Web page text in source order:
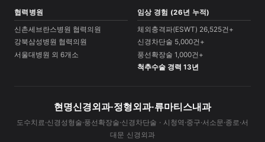
협력병원
신촌세브란스병원 협력의원
강북삼성병원 협력의원
서울대병원 외 6개소
임상 경험 (26년 누적)
체외충격파(ESWT) 26,525건+
신경차단술 5,000건+
풍선확장술 1,000건+
척추수술 경력 13년
현명신경외과·정형외과·류마티스내과
도수치료·신경성형술·풍선확장술·신경차단술 · 시청역·중구·서소문·종로·서
대문 신경외과